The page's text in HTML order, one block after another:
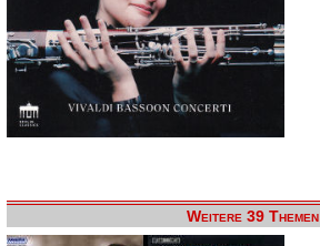
Weitere 39 Themen